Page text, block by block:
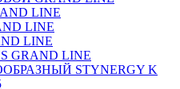
LINE
LINE
LINE
GRAND LINE
STYNERGY K